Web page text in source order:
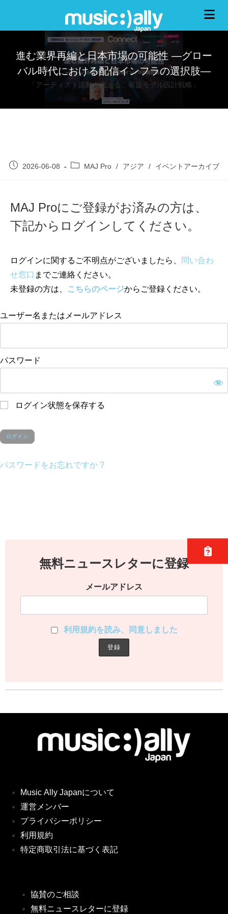
進む業界再編と日本市場の可能性 —グロー
バル時代における配信インフラの選択肢—
「アーティスト活動を支える、収益モデル設計戦略」
2026-06-08 MAJ Pro / アジア / イベントアーカイブ
MAJ Proにご登録がお済みの方は、
下記からログインしてください。
ログインに関するご不明点がございましたら、
問い合わ
せ窓口 までご連絡ください。
未登録の方は、
こちらのページからご登録ください。
ユーザー名またはメールアドレス
パスワード
ログイン状態を保存する
パスワードをお忘れですか ?
無料ニュースレターに登録
メールアドレス
利用規約を読み、同意しました
Music Ally Japanについて
運営メンバー
プライバシーポリシー
利用規約
特定商取引法に基づく表記
協賛のご相談
無料ニュースレターに登録